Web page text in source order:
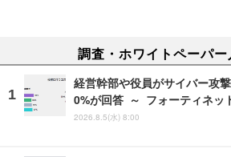
調査・ホワイトペーパー
経営幹部や役員がサイバー攻
0%が回答 ～ フォーティネッ
2026.8.5(水) 8:00